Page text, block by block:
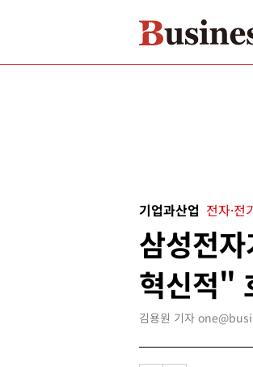
기업과산업 전자·전
삼성전
혁신적"
김용원 기자